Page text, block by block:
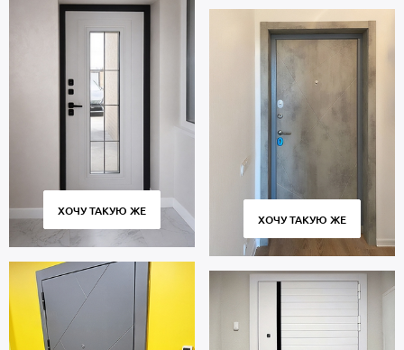
ХОЧУ ТАКУЮ ЖЕ
ХОЧУ ТАКУЮ ЖЕ